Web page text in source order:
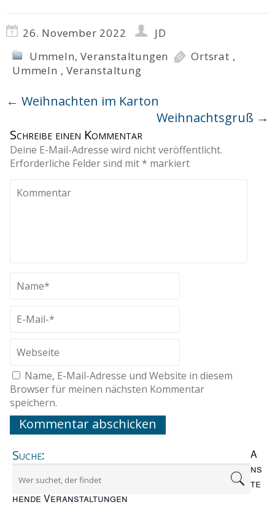
26. November 2022
JD
Ummeln,Veranstaltungen Ortsrat ,
Ummeln ,Veranstaltung
← Weihnachten im Karton
Weihnachtsgruß →
Schreibe einen Kommentar
Deine E-Mail-Adresse wird nicht veröffentlicht.
Erforderliche Felder sind mit* markiert
Name, E-Mail-Adresse und Website in diesem
Browser für meinen nächsten Kommentar
speichern.
Suche:
A
ns
te
hende Veranstaltungen